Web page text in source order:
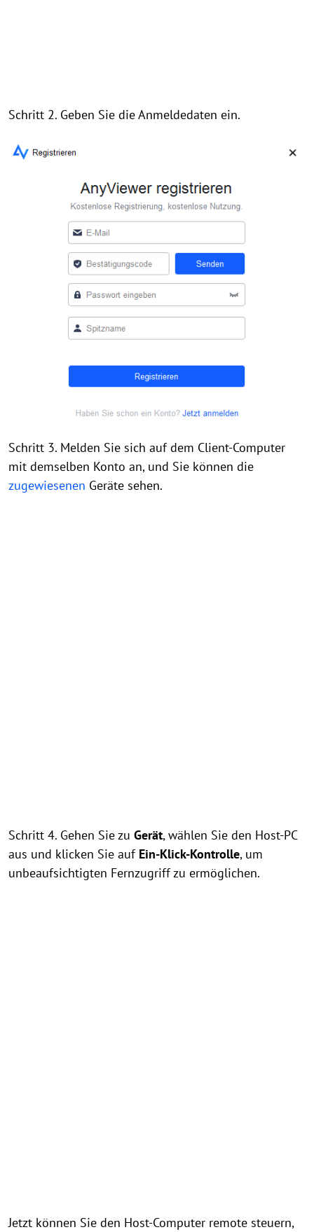
Schritt 2. Geben Sie die Anmeldedaten ein.
Schritt 3. Melden Sie sich auf dem Client-Computer
mit demselben Konto an, und Sie können die
zugewiesenen Geräte sehen.
Schritt 4. Gehen Sie zu Gerät, wählen Sie den Host-PC
aus und klicken Sie auf Ein-Klick-Kontrolle, um
unbeaufsichtigten Fernzugriff zu ermöglichen.
Jetzt können Sie den Host-Computer remote steuern,